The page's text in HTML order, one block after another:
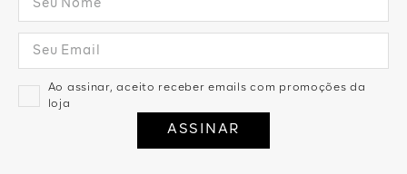
Assine nossa Newsletter